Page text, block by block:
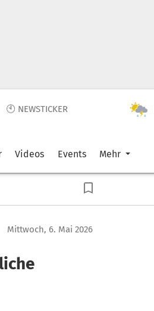
🕙 NEWSTICKER
Videos Events Mehr
Mittwoch, 6. Mai 2026